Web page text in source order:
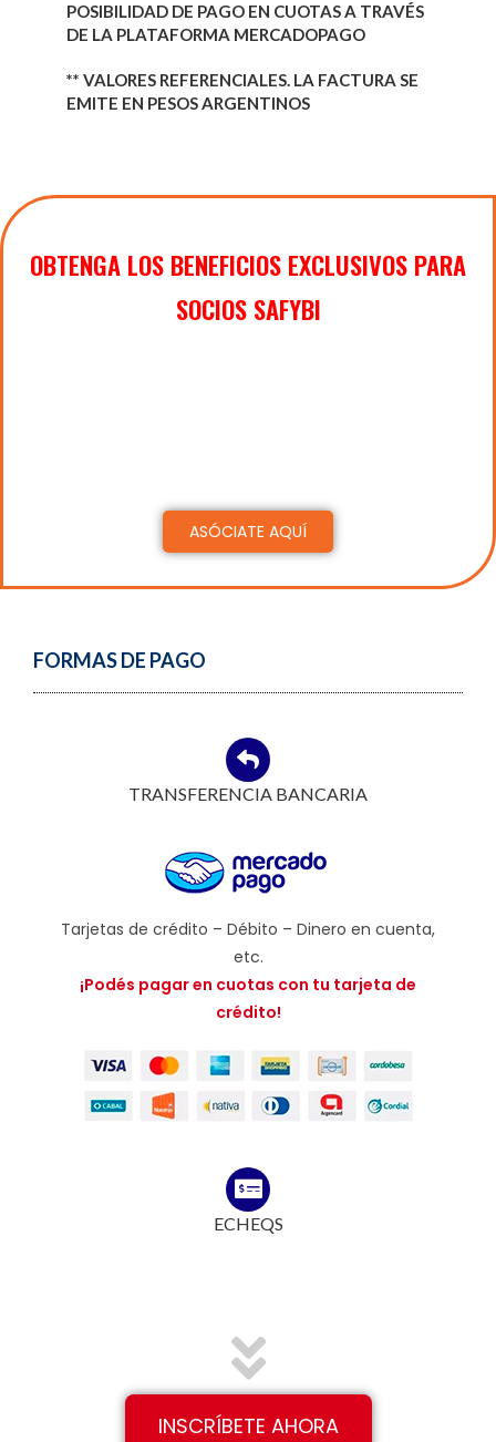
POSIBILIDAD DE PAGO EN CUOTAS A TRAVÉS
DE LA PLATAFORMA MERCADOPAGO
** VALORES REFERENCIALES. LA FACTURA SE
EMITE EN PESOS ARGENTINOS
OBTENGA LOS BENEFICIOS EXCLUSIVOS PARA
SOCIOS SAFYBI
ASÓCIATE AQUÍ
FORMAS DE PAGO
TRANSFERENCIA BANCARIA
Tarjetas de crédito – Débito – Dinero en cuenta,
etc.
¡Podés pagar en cuotas con tu tarjeta de
crédito!
ECHEQS
INSCRÍBETE AHORA